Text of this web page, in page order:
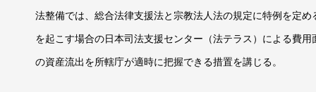
法整備では、総合法律支援法と宗教法人法の規定に特例を定
を起こす場合の日本司法支援センター（法テラス）による費
の資産流出を所轄庁が適時に把握できる措置を講じる。